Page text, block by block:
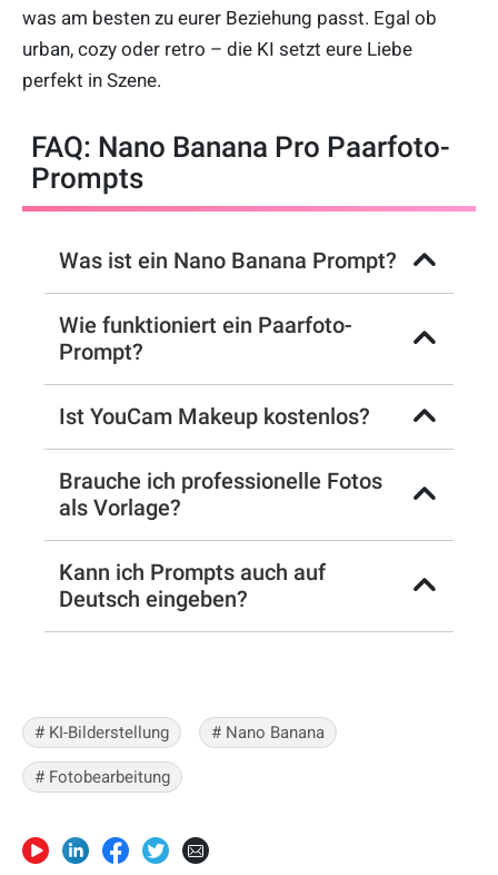
was am besten zu eurer Beziehung passt. Egal ob
urban, cozy oder retro – die KI setzt eure Liebe
perfekt in Szene.
FAQ: Nano Banana Pro Paarfoto-
Prompts
Was ist ein Nano Banana Prompt?
Wie funktioniert ein Paarfoto-
Prompt?
Ist YouCam Makeup kostenlos?
Brauche ich professionelle Fotos
als Vorlage?
Kann ich Prompts auch auf
Deutsch eingeben?
# KI-Bilderstellung # Nano Banana
# Fotobearbeitung